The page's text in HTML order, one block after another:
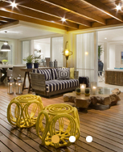
1 2 3